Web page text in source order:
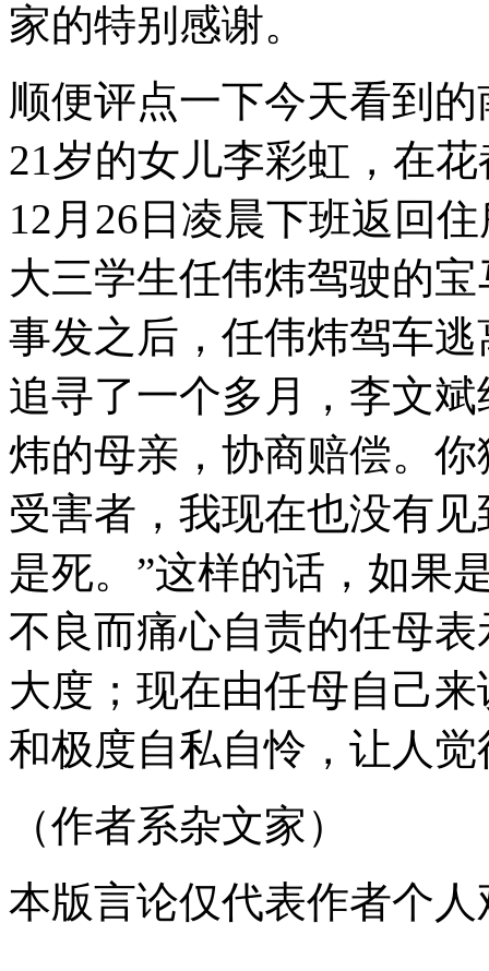
家的特别感谢。
顺便评点一下今天看到
21岁的女儿李彩虹，在
12月26日凌晨下班返回
大三学生任伟炜驾驶的
事发之后，任伟炜驾车
追寻了一个多月，李文
炜的母亲，协商赔偿。
受害者，我现在也没有
是死。”这样的话，如果
不良而痛心自责的任母
大度；现在由任母自己
和极度自私自怜，让人
（作者系杂文家）
本版言论仅代表作者个人